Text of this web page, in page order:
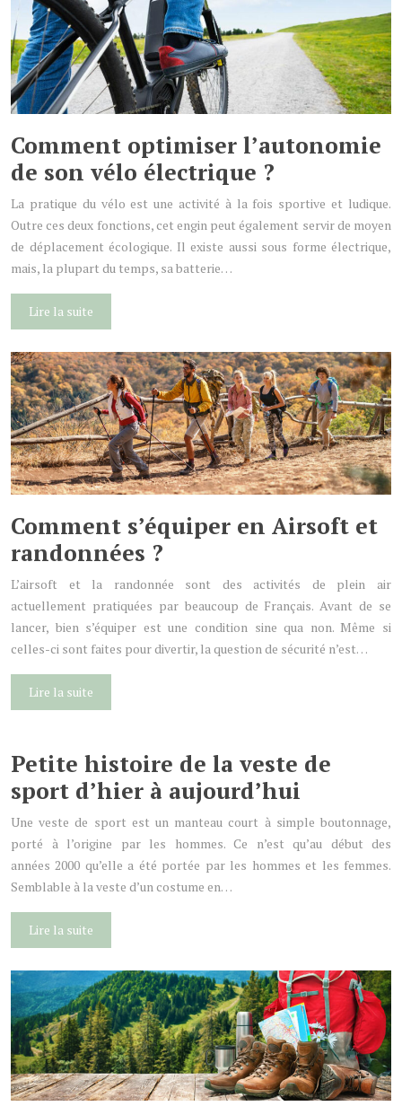
Comment optimiser l’autonomie
de son vélo électrique ?
La pratique du vélo est une activité à la fois sportive et ludique.
Outre ces deux fonctions, cet engin peut également servir de moyen
de déplacement écologique. Il existe aussi sous forme électrique,
mais, la plupart du temps, sa batterie…
Lire la suite
Comment s’équiper en Airsoft et
randonnées ?
L’airsoft et la randonnée sont des activités de plein air
actuellement pratiquées par beaucoup de Français. Avant de se
lancer, bien s’équiper est une condition sine qua non. Même si
celles-ci sont faites pour divertir, la question de sécurité n’est…
Lire la suite
Petite histoire de la veste de
sport d’hier à aujourd’hui
Une veste de sport est un manteau court à simple boutonnage,
porté à l’origine par les hommes. Ce n’est qu’au début des
années 2000 qu’elle a été portée par les hommes et les femmes.
Semblable à la veste d’un costume en…
Lire la suite